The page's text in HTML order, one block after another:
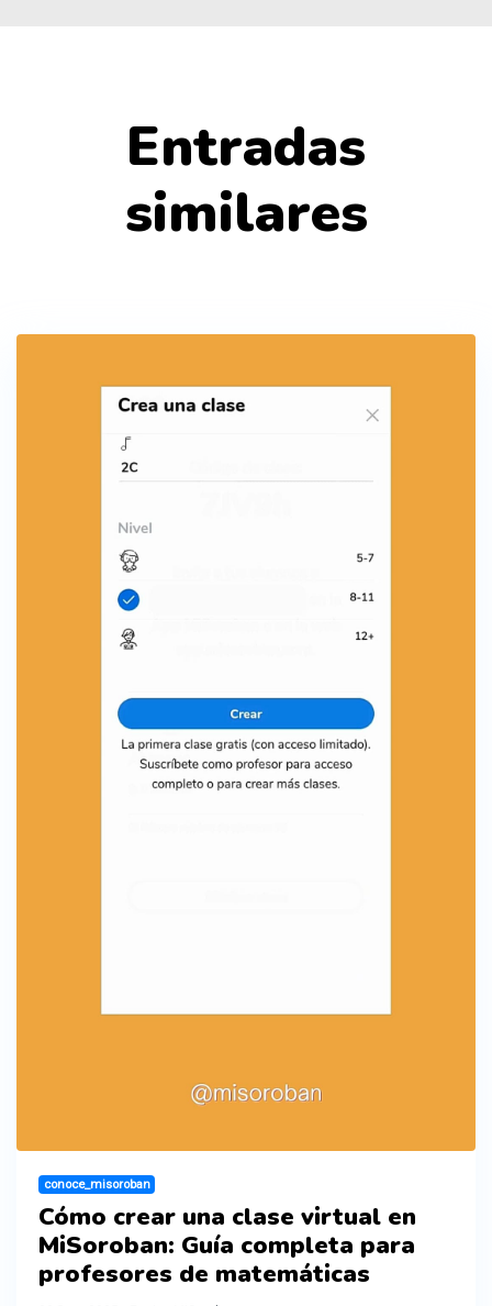
Entradas
similares
conoce_misoroban
Cómo crear una clase virtual en
MiSoroban: Guía completa para
profesores de matemáticas